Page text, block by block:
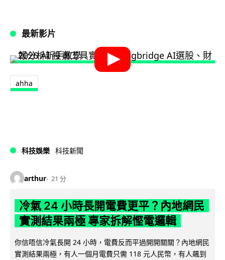
最新影片
ahha
科技娛樂 科技新聞
arthur 21 分
冷氣 24 小時長開電費更平？內地網民
實測結果兩極 專家拆解慳電邏輯
你信唔信冷氣長開 24 小時，電費反而平過開開關關？內地網民
實測結果兩極，有人一個月電費只需 118 元人民幣，有人飆到